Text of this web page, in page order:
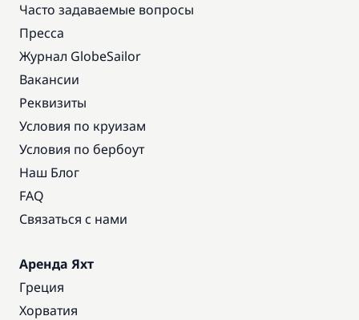
Часто задаваемые вопросы
Пресса
Журнал GlobeSailor
Вакансии
Реквизиты
Условия по круизам
Условия по бербоут
Наш Блог
FAQ
Связаться с нами
Аренда Яхт
Греция
Хорватия